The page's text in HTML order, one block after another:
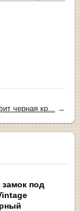
черная кр... →
под